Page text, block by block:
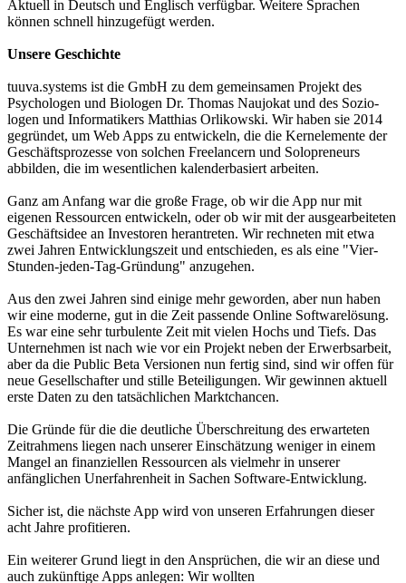
Aktuell in Deutsch und Englisch verfügbar. Weitere Sprachen
können schnell hinzugefügt werden.
Unsere Geschichte
tuuva.systems ist die GmbH zu dem gemeinsamen Projekt des
Psycho­logen und Biologen Dr. Thomas Naujokat und des So­zio­
logen und Informatikers Matthias Orlikowski. Wir haben sie 2014
gegründet, um Web Apps zu entwickeln, die die Kern­elemente der
Geschäftsprozesse von solchen Freelancern und Solopreneurs
abbilden, die im wesentlichen kalenderbasiert arbeiten.
Ganz am Anfang war die große Frage, ob wir die App nur mit
eigenen Ressourcen entwickeln, oder ob wir mit der ausge­arbei­te­ten
Geschäfts­idee an Investoren herantreten. Wir rech­neten mit etwa
zwei Jahren Entwicklungszeit und entschieden, es als eine "Vier-
Stunden-jeden-Tag-Gründung" anzugehen.
Aus den zwei Jahren sind einige mehr geworden, aber nun haben
wir eine moderne, gut in die Zeit passende Online Softwarelösung.
Es war eine sehr turbulente Zeit mit vielen Hochs und Tiefs. Das
Unternehmen ist nach wie vor ein Projekt neben der Erwerbs­arbeit,
aber da die Public Beta Versionen nun fertig sind, sind wir offen für
neue Gesellschafter und stille Be­teili­gungen. Wir gewinnen aktuell
erste Daten zu den tat­sächlichen Marktchancen.
Die Gründe für die die deutliche Überschreitung des erwarte­ten
Zeit­rahmens liegen nach unserer Einschätzung weniger in einem
Mangel an finanziellen Ressourcen als vielmehr in unse­rer
anfänglichen Unerfah­ren­heit in Sachen Software-Entwick­lung.
Sicher ist, die nächste App wird von unseren Erfahrungen die­ser
acht Jahre profitieren.
Ein weiterer Grund liegt in den Ansprüchen, die wir an diese und
auch zukünftige Apps anlegen: Wir wollten